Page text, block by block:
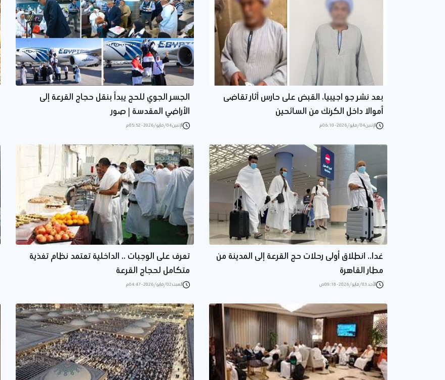
بعد نشر جو اجيبيا، القبض على حارس آثار تقاضى
أموالا داخل الكرنك من السائحين
الإثنين 04/مايو/2026 - 06:10 م
الجسر الجوي للحج يبدأ بنقل حجاج القرعة إلى
الأراضي المقدسة | صور
الإثنين 04/مايو/2026 - 05:52 م
غدا.. انطلاق أولى رحلات حج القرعة إلى المدينة من
مطار القاهرة
الأحد 03/مايو/2026 - 09:18 ص
تعرف على الوجبات .. الداخلية تعتمد نظام تغذية
متكامل لحجاج القرعة
السبت 02/مايو/2026 - 04:47 م